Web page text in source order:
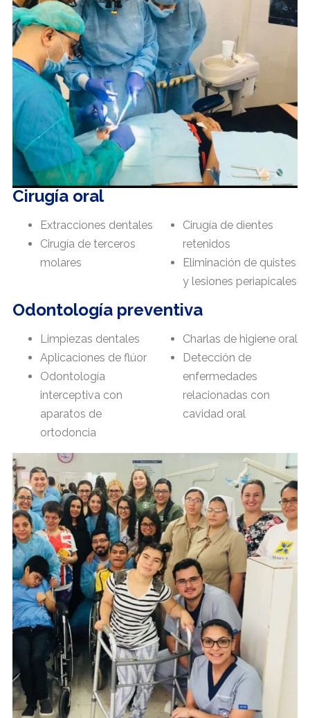
Cirugía oral
Extracciones dentales
Cirugía de terceros
molares
Cirugía de dientes
retenidos
Eliminación de quistes
y lesiones periapicales
Odontología preventiva
Limpiezas dentales
Aplicaciones de flúor
Odontología
interceptiva con
aparatos de
ortodoncia
Charlas de higiene oral
Detección de
enfermedades
relacionadas con
cavidad oral